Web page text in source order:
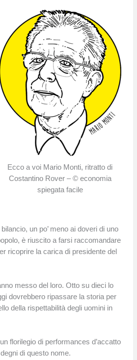
Ecco a voi Mario Monti, ritratto di
Costantino Rover – © economia
spiegata facile
un po’ meno ai doveri di uno
è riuscito a farsi raccomandare
ricoprire la carica di presidente del
messo del loro. Otto su dieci lo
dovrebbero ripassare la storia per
della rispettabilità degli uomini in
florilegio di performances d’accatto
di questo nome.